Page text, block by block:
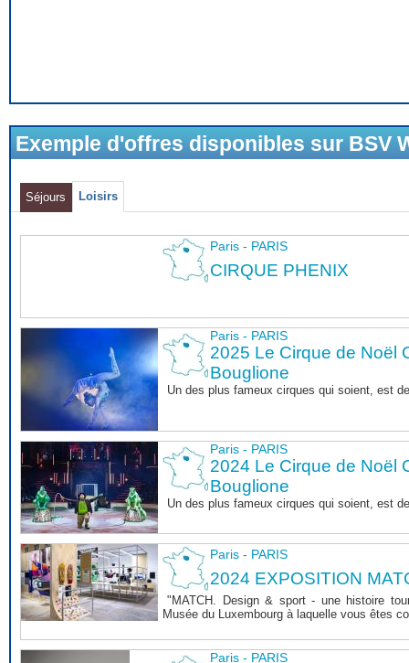
Exemple d'offres disponibles sur BSV
Séjours Loisirs
Paris - PARIS
CIRQUE PHENIX
Paris - PARIS
2025 Le Cirque de Noël
Bouglione
Un des plus fameux cirques qui soient, est
Paris - PARIS
2024 Le Cirque de Noël
Bouglione
Un des plus fameux cirques qui soient, est
Paris - PARIS
2024 EXPOSITION
"MATCH. Design & sport - une histoire
Musée du Luxembourg à laquelle vous êtes
Paris - PARIS